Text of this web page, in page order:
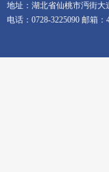
地址：湖北省仙桃市沔街大
电话：0728-3225090 邮箱：